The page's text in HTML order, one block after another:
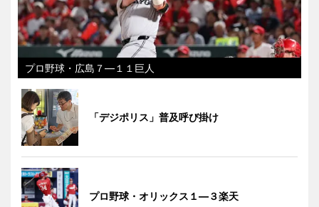
プロ野球・広島７―１１巨人
「デジポリス」普及呼び掛け
プロ野球・オリックス１―３楽天